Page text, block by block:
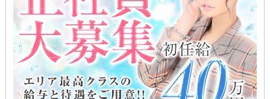
「一人暮らしを始めたい」
「これを機に上京したい」
そんな方のために『社員寮』を完備。
面倒な物件探しや手続きを省いて
スムーズに新生活を始められるんです！
ほかにも…
✓同じ職場で働くスタッフとの仲が深まる
✓生活費を抑えられる
・食事補助あり
⇒生きていく上で必要な支出。
当店ならセーブできます◎
＝＝＝＝＝＝＝＝＝＝＝
ほかにも当店の魅力はたくさん！
働きやすさをあなた自身で
確かめてみてください。